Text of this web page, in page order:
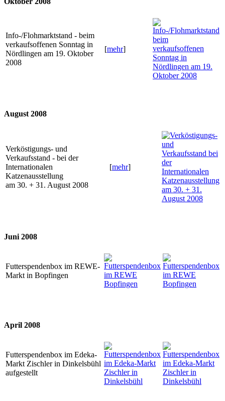
Info-/Flohmarktstand - beim
verkaufsoffenen Sonntag in
Nördlingen am 19. Oktober
2008
[mehr]
August 2008
Verköstigungs- und
Verkaufsstand - bei der
Internationalen
Katzenausstellung
am 30. + 31. August 2008
[mehr]
Juni 2008
Futterspendenbox im REWE-
Markt in Bopfingen
April 2008
Futterspendenbox im Edeka-
Markt Zischler in Dinkelsbühl
aufgestellt